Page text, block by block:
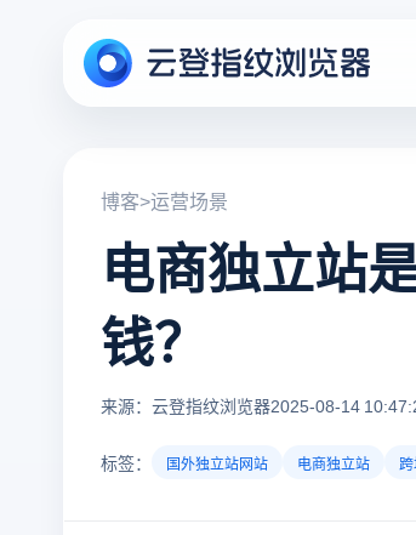
博客>运营场景
电商独立站
钱？
来源：云登指纹浏览器2025-08-14
标签： 国外独立站网站 电商独立站